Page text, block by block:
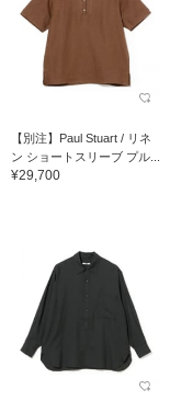
【別注】Paul Stuart / リネ
ン ショートスリーブ プル...
¥29,700